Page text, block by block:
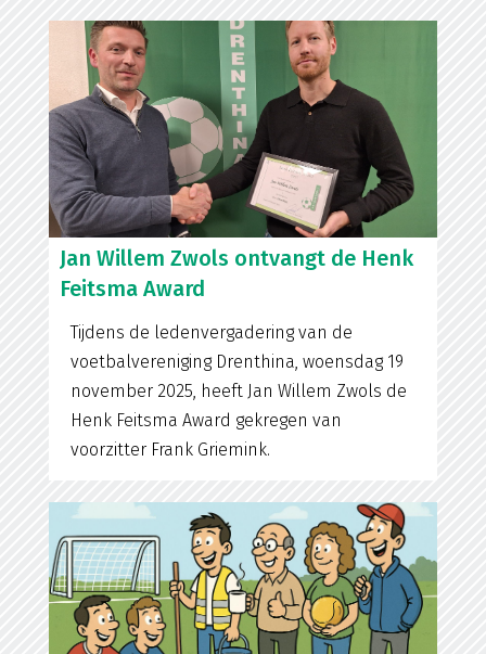
Jan Willem Zwols ontvangt de Henk
Feitsma Award
Tijdens de ledenvergadering van de
voetbalvereniging Drenthina, woensdag 19
november 2025, heeft Jan Willem Zwols de
Henk Feitsma Award gekregen van
voorzitter Frank Griemink.